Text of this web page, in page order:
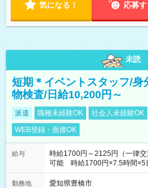
気になる！ 応募す
未読
短期＊イベントスタッフ/身
物検査/日給10,200円～
派遣 職種未経験OK 社会人未経験OK
WEB登録・面接OK
給与
時給1700円～2125円（一律
可能 時給1700円×7.5時間×5
勤務地
愛知県豊橋市